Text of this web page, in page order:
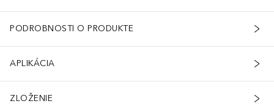
PODROBNOSTI O PRODUKTE
APLIKÁCIA
ZLOŽENIE